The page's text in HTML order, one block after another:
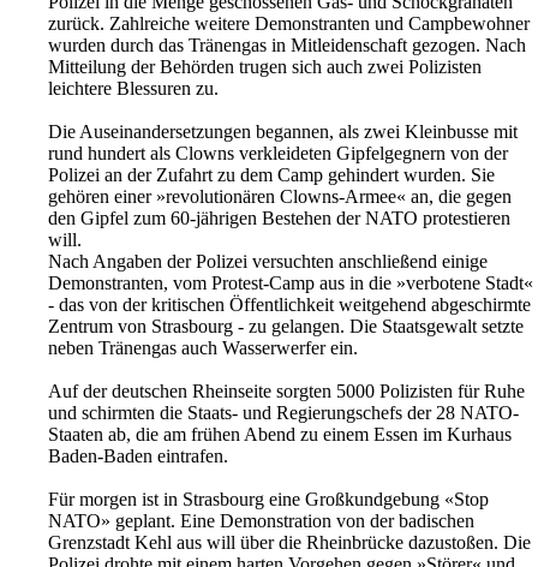
zurück. Zahlreiche weitere Demonstranten und Campbewohner
wurden durch das Tränengas in Mitleidenschaft gezogen. Nach
Mitteilung der Behörden trugen sich auch zwei Polizisten
leichtere Blessuren zu.
Die Auseinandersetzungen begannen, als zwei Kleinbusse mit
rund hundert als Clowns verkleideten Gipfelgegnern von der
Polizei an der Zufahrt zu dem Camp gehindert wurden. Sie
gehören einer »revolutionären Clowns-Armee« an, die gegen
den Gipfel zum 60-jährigen Bestehen der NATO protestieren
will.
Nach Angaben der Polizei versuchten anschließend einige
Demonstranten, vom Protest-Camp aus in die »verbotene Stadt«
- das von der kritischen Öffentlichkeit weitgehend abgeschirmte
Zentrum von Strasbourg - zu gelangen. Die Staatsgewalt setzte
neben Tränengas auch Wasserwerfer ein.
Auf der deutschen Rheinseite sorgten 5000 Polizisten für Ruhe
und schirmten die Staats- und Regierungschefs der 28 NATO-
Staaten ab, die am frühen Abend zu einem Essen im Kurhaus
Baden-Baden eintrafen.
Für morgen ist in Strasbourg eine Großkundgebung «Stop
NATO» geplant. Eine Demonstration von der badischen
Grenzstadt Kehl aus will über die Rheinbrücke dazustoßen. Die